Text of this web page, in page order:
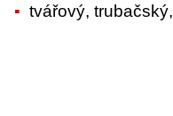
tvářový, trubačský,